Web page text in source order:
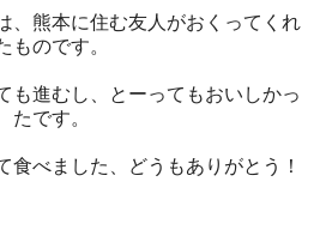
、熊本に住む友人がおくってくれ
ものです。
も進むし、とーってもおいしかっ
たです。
食べました、どうもありがとう！